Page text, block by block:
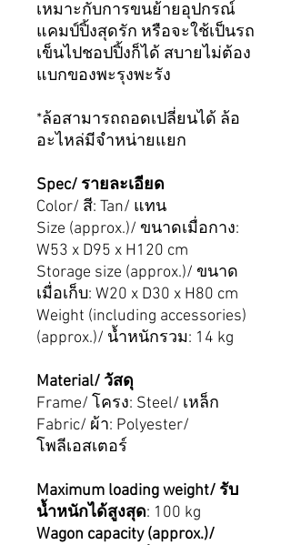
เหมาะกับการขนย้ายอุปกรณ์
แคมป์ปิ้งสุดรัก หรือจะใช้เป็นรถ
เข็นไปชอปปิ้งก็ได้ สบายไม่ต้อง
แบกของพะรุงพะรัง
*ล้อสามารถถอดเปลี่ยนได้ ล้อ
อะไหล่มีจำหน่ายแยก
Spec/ รายละเอียด
Color/ สี: Tan/ แทน
Size (approx.)/ ขนาดเมื่อกาง:
W53 x D95 x H120 cm
Storage size (approx.)/ ขนาด
เมื่อเก็บ: W20 x D30 x H80 cm
Weight (including accessories)
(approx.)/ น้ำหนักรวม: 14 kg
Material/ วัสดุ
Frame/ โครง: Steel/ เหล็ก
Fabric/ ผ้า: Polyester/
โพลีเอสเตอร์
Maximum loading weight/ รับ
น้ำหนักได้สูงสุด: 100 kg
Wagon capacity (approx.)/